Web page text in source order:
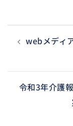
webメディ
令和3年介護